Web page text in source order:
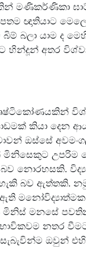
මණිකර්ණිකා
ඥාතියාට
බලා යාම ද
හින්දූන් අතර
දෘෂ්ටිකෝණයකින්
කියා දෙන
ඔස්සේ
මිනිසෙකුට උපරිම
නොරහසකි.
බව ඇත්තකි.
මනෝවිද්‍යාත්මක
මනසේ පවතින
නතර
ඔවුන්